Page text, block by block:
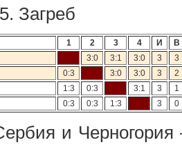
Загреб
1 2 3 4 И
В
3:0 3:1 3:0 3
3
0:3 3:0 3:0 3
2
1:3 0:3 3:1 3
1
0:3 0:3 1:3 3 0
и